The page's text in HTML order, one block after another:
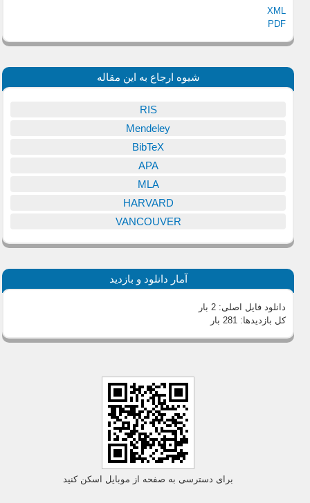
XML
PDF
شیوه ارجاع به این مقاله
RIS
Mendeley
BibTeX
APA
MLA
HARVARD
VANCOUVER
آمار دانلود و بازدید
دانلود فایل اصلی:2 بار
کل بازدیدها: 281 بار
برای دسترسی به صفحه از موبایل اسکن کنید